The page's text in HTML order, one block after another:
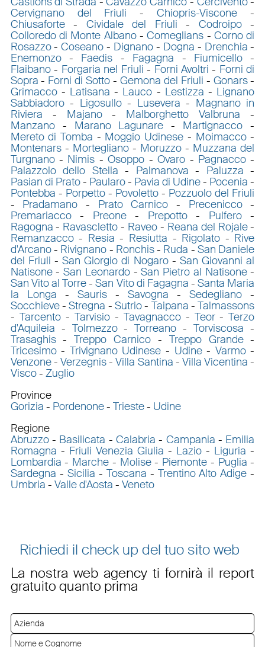
Cervignano del Friuli -Chiopris-Viscone -
Chiusaforte- Cividale del Friuli - Codroipo-
Colloredo di Monte Albano-Comeglians -Corno di
Rosazzo-Coseano - Dignano - Dogna - Drenchia -
Enemonzo- Faedis - Fagagna - Fiumicello -
Flaibano- Forgaria nel Friuli - Forni Avoltri - Forni di
Sopra - Forni di Sotto - Gemona del Friuli - Gonars-
Grimacco- Latisana - Lauco - Lestizza - Lignano
Sabbiadoro- Ligosullo- Lusevera - Magnano in
Riviera - Majano- Malborghetto Valbruna -
Manzano- Marano Lagunare - Martignacco -
Mereto di Tomba - Moggio Udinese - Moimacco-
Montenars- Mortegliano- Moruzzo - Muzzana del
Turgnano- Nimis -Osoppo -Ovaro - Pagnacco -
Palazzolo dello Stella - Palmanova - Paluzza -
Pasian di Prato- Paularo- Pavia di Udine- Pocenia -
Pontebba - Porpetto- Povoletto- Pozzuolo del Friuli
- Pradamano - Prato Carnico - Precenicco-
Premariacco- Preone- Prepotto- Pulfero-
Ragogna - Ravascletto - Raveo - Reana del Rojale-
Remanzacco- Resia - Resiutta - Rigolato - Rive
d'Arcano- Rivignano - Ronchis- Ruda -San Daniele
del Friuli -San Giorgio di Nogaro-San Giovanni al
Natisone-San Leonardo-San Pietro al Natisone-
San Vito al Torre-San Vito di Fagagna -Santa Maria
la Longa - Sauris-Savogna -Sedegliano -
Socchieve-Stregna - Sutrio- Taipana -Talmassons
- Tarcento- Tarvisio- Tavagnacco- Teor-Terzo
d'Aquileia - Tolmezzo-Torreano -Torviscosa -
Trasaghis-Treppo Carnico - Treppo Grande-
Tricesimo- Trivignano Udinese - Udine- Varmo-
Venzone- Verzegnis-Villa Santina -Villa Vicentina -
Visco- Zuglio
Province
Gorizia - Pordenone- Trieste- Udine
Regione
Abruzzo- Basilicata - Calabria - Campania - Emilia
Romagna - Friuli Venezia Giulia - Lazio - Liguria -
Lombardia - Marche - Molise- Piemonte - Puglia -
Sardegna - Sicilia - Toscana - Trentino Alto Adige -
Umbria - Valle d'Aosta - Veneto
Richiedi il check up del tuo sito web
La nostra web agency ti fornirà il report
gratuito quanto prima